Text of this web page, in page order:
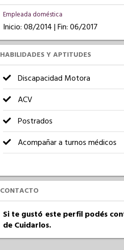
Empleada doméstica
Inicio: 08/2014 | Fin: 06/2017
HABILIDADES Y APTITUDES
Discapacidad Motora
ACV
Postrados
Acompañar a turnos médicos
CONTACTO
Si te gustó este perfil podés
de Cuidarlos.